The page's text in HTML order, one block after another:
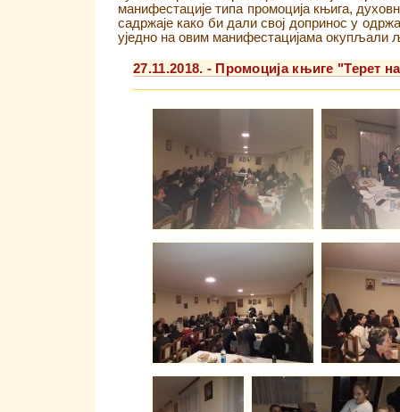
манифестације типа промоција књига,
садржаје како би дали свој допринос у
уједно на овим манифестацијама окупљали
27.11.2018. - Промоција књиге "Терет